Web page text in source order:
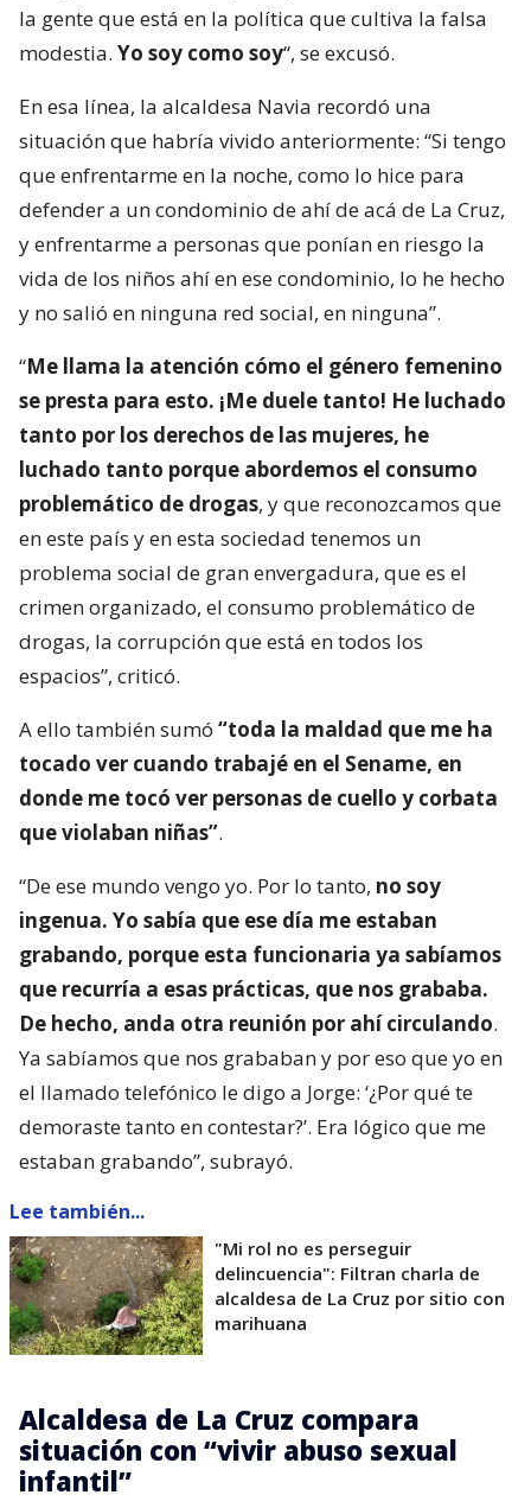
la gente que está en la política que cultiva la falsa
modestia. Yo soy como soy“, se excusó.
En esa línea, la alcaldesa Navia recordó una
situación que habría vivido anteriormente: “Si tengo
que enfrentarme en la noche, como lo hice para
defender a un condominio de ahí de acá de La Cruz,
y enfrentarme a personas que ponían en riesgo la
vida de los niños ahí en ese condominio, lo he hecho
y no salió en ninguna red social, en ninguna”.
“Me llama la atención cómo el género femenino
se presta para esto. ¡Me duele tanto! He luchado
tanto por los derechos de las mujeres, he
luchado tanto porque abordemos el consumo
problemático de drogas, y que reconozcamos que
en este país y en esta sociedad tenemos un
problema social de gran envergadura, que es el
crimen organizado, el consumo problemático de
drogas, la corrupción que está en todos los
espacios”, criticó.
A ello también sumó “toda la maldad que me ha
tocado ver cuando trabajé en el Sename, en
donde me tocó ver personas de cuello y corbata
que violaban niñas”.
“De ese mundo vengo yo. Por lo tanto, no soy
ingenua. Yo sabía que ese día me estaban
grabando, porque esta funcionaria ya sabíamos
que recurría a esas prácticas, que nos grababa.
De hecho, anda otra reunión por ahí circulando.
Ya sabíamos que nos grababan y por eso que yo en
el llamado telefónico le digo a Jorge: ‘¿Por qué te
demoraste tanto en contestar?’. Era lógico que me
estaban grabando”, subrayó.
Lee también...
"Mi rol no es perseguir
delincuencia": Filtran charla de
alcaldesa de La Cruz por sitio con
marihuana
Alcaldesa de La Cruz compara
situación con “vivir abuso sexual
infantil”